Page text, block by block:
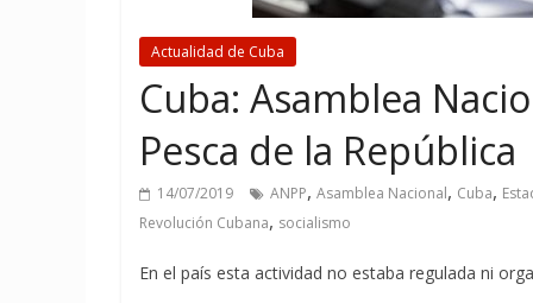
Actualidad de Cuba
Cuba: Asamblea
Pesca de la República
14/07/2019 ANPP, Asamblea Nacional, Cuba,
Revolución Cubana, socialismo
En el país esta actividad no estaba regulada ni